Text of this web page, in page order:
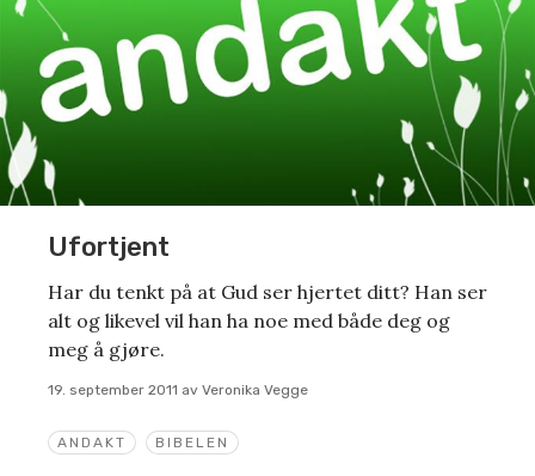
ANDAKT BIBELEN
Ufortjent
Har du tenkt på at Gud ser hjertet ditt? Han ser
alt og likevel vil han ha noe med både deg og
meg å gjøre.
19. september 2011 av Veronika Vegge